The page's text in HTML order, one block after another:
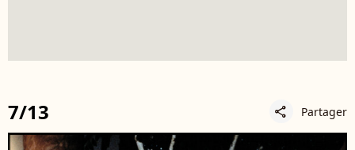
7/13 share Partager